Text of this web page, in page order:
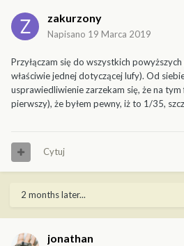
zakurzony
Napisano 19 Marca 2019
Przyłączam się do wszystkich
właściwie jednej dotyczącej lufy). Od
usprawiedliwienie zarzekam się, że na
pierwszy), że byłem pewny, iż to 1/35,
Cytuj
2 months later...
jonathan